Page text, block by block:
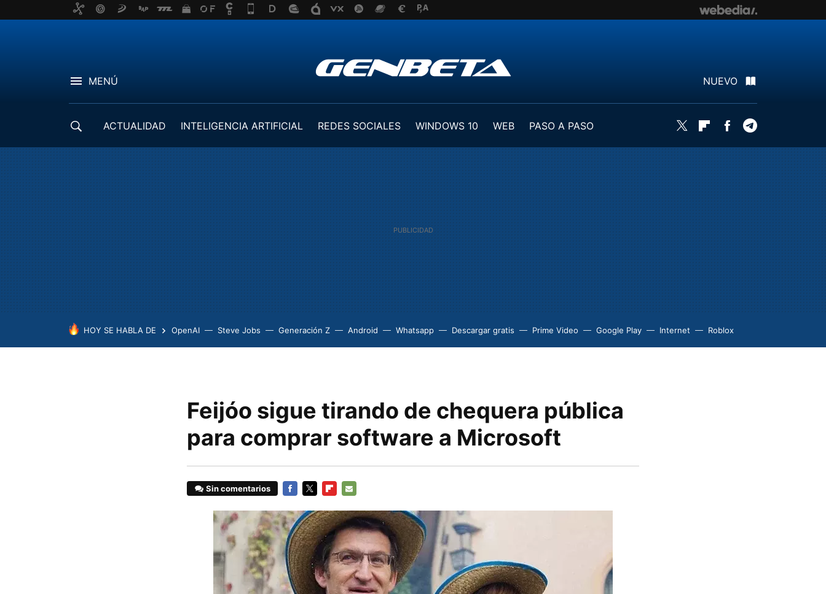
MENÚ NUEVO
ACTUALIDAD INTELIGENCIA ARTIFICIAL REDES SOCIALES WINDOWS 10 WEB
PASO A PASO
Twitter FlipboardFacebook
HOY SE HABLA DE OpenAI Steve Jobs Generación Z Android Whatsapp Descargar gratis Prime Video Google Play Internet Roblox
Feijóo sigue tirando de chequera pública
para comprar software a Microsoft
Sin comentarios
MAIL